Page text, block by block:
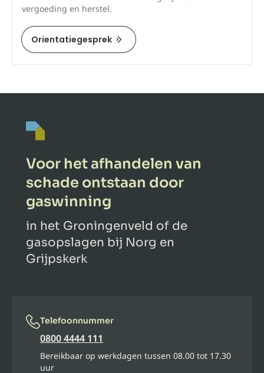
vergoeding en herstel.
Orientatiegesprek
Voor het afhandelen van
schade ontstaan door
gaswinning
in het Groningenveld of de
gasopslagen bij Norg en
Grijpskerk
Telefoonnummer
0800 4444 111
Bereikbaar op werkdagen tussen 08.00 tot 17.30
uur